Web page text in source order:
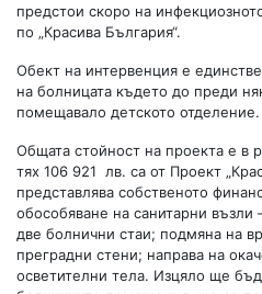
предстои скоро на
по „Красива България“.
Обект на интервенция е
на болницата където до преди
помещавало детското отделение.
Общата стойност на проекта е в
тях 106 921 лв. са от Проект
представлява собственото
обособяване на санитарни възли
две болнични стаи; подмяна на
преградни стени; направа на
осветителни тела. Изцяло ще